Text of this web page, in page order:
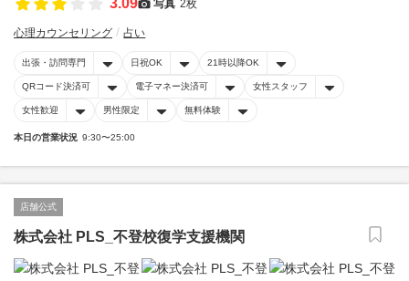
3.09 写真 2枚
心理カウンセリング 占い
出張・訪問専門 日祝OK 21時以降OK
QRコード決済可 電子マネー決済可 女性スタッフ
女性歓迎 男性限定 無料体験
本日の営業状況 9:30〜25:00
店舗公式
株式会社 PLS_不登校復学支援機関